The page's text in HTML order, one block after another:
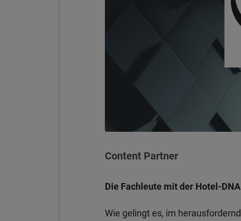
Content Partner
Die Fachleute mit der Hotel-DNA
Wie gelingt es, im